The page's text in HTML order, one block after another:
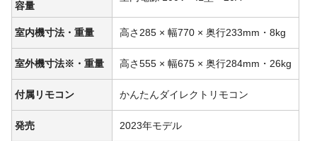
容量
室内機寸法・重量 高さ285 × 幅770 × 奥行233mm・8kg
室外機寸法※・重量 高さ555 × 幅675 × 奥行284mm・26kg
付属リモコン かんたんダイレクトリモコン
発売 2023年モデル